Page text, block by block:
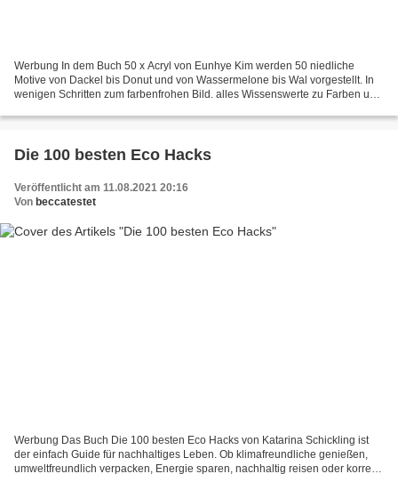
Werbung In dem Buch 50 x Acryl von Eunhye Kim werden 50 niedliche
Motive von Dackel bis Donut und von Wassermelone bis Wal vorgestellt. In
wenigen Schritten zum farbenfrohen Bild. alles Wissenswerte zu Farben und
Die 100 besten Eco Hacks
Veröffentlicht am 11.08.2021 20:16
Von beccatestet
Werbung Das Buch Die 100 besten Eco Hacks von Katarina Schickling ist
der einfach Guide für nachhaltiges Leben. Ob klimafreundliche genießen,
umweltfreundlich verpacken, Energie sparen, nachhaltig reisen oder korrekt